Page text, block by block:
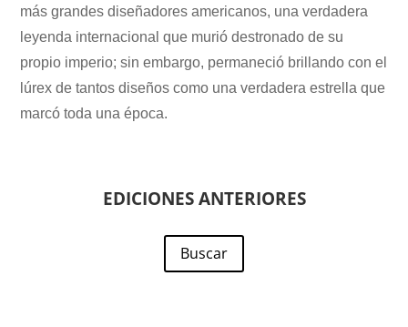
más grandes diseñadores americanos, una verdadera
leyenda internacional que murió destronado de su
propio imperio; sin embargo, permaneció brillando con el
lúrex de tantos diseños como una verdadera estrella que
marcó toda una época.
EDICIONES ANTERIORES
Buscar